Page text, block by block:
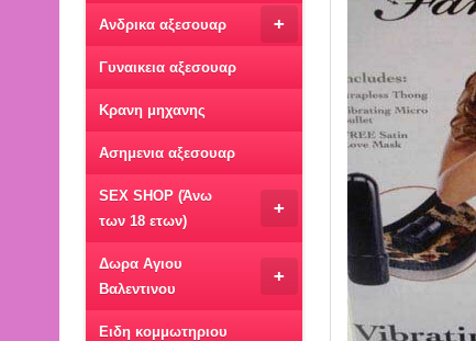
+
Ανδρικα αξεσουαρ
Γυναικεια αξεσουαρ
Κρανη μηχανης
Ασημενια αξεσουαρ
+
SEX SHOP (Άνω
των 18 ετων)
+
Δωρα Αγιου
Βαλεντινου
Ειδη κομμωτηριου